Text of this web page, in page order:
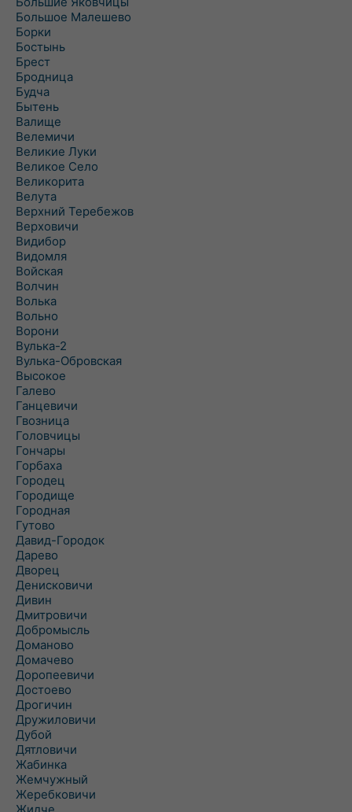
Большое Малешево
Борки
Бостынь
Брест
Бродница
Будча
Бытень
Валище
Велемичи
Великие Луки
Великое Село
Великорита
Велута
Верхний Теребежов
Верховичи
Видибор
Видомля
Войская
Волчин
Волька
Вольно
Ворони
Вулька-2
Вулька-Обровская
Высокое
Галево
Ганцевичи
Гвозница
Головчицы
Гончары
Горбаха
Городец
Городище
Городная
Гутово
Давид-Городок
Дарево
Дворец
Денисковичи
Дивин
Дмитровичи
Добромысль
Доманово
Домачево
Доропеевичи
Достоево
Дрогичин
Дружиловичи
Дубой
Дятловичи
Жабинка
Жемчужный
Жеребковичи